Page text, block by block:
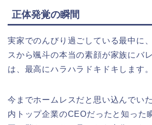
正体発覚の瞬間
実家でのんびり過ごしている最中に
スから颯斗の本当の素顔が家族にバ
は、最高にハラハラドキドキします。
今までホームレスだと思い込んでい
内トップ企業のCEOだったと知った